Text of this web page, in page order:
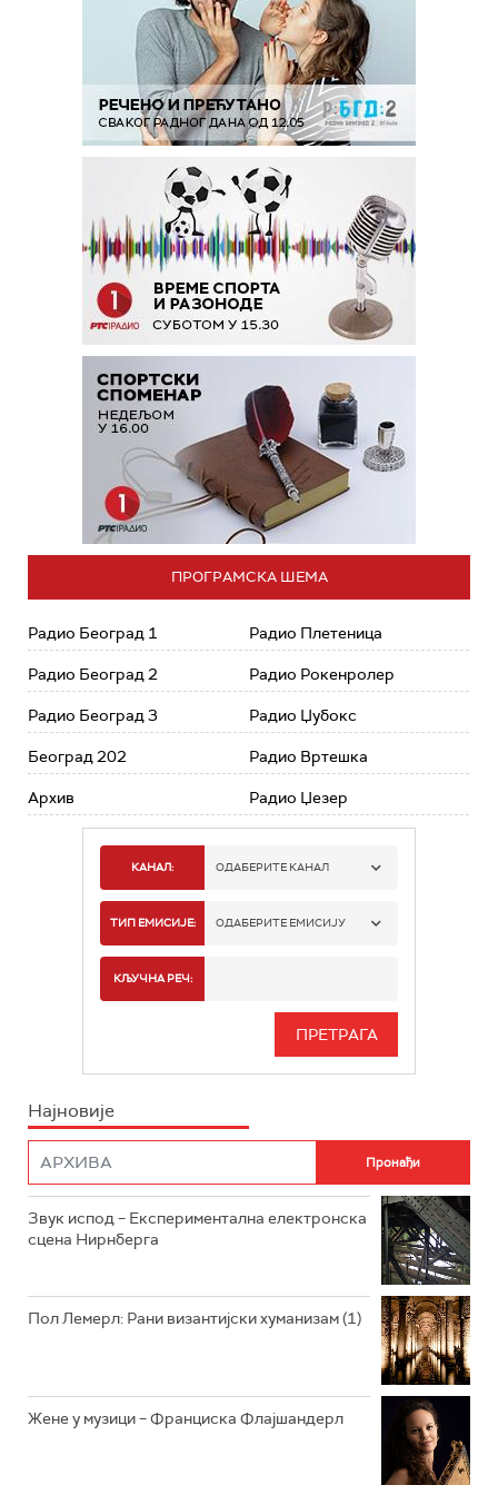
ПРОГРАМСКА ШЕМА
Радио Београд 1
Радио Београд 2
Радио Београд 3
Београд 202
Архив
Радио Плетеница
Радио Рокенролер
Радио Џубокс
Радио Вртешка
Радио Џезер
КАНАЛ: ОДАБЕРИТЕ КАНАЛ
РАДИО БЕОГРАД 1
РАДИО БЕОГРАД 3
РАДИО РОКЕНРОЛЕР
ТИП ЕМИСИЈЕ: ОДАБЕРИТЕ ЕМИСИЈУ
ИНФО
КЉУЧНА РЕЧ:
Најновије
Звук испод – Експериментална електронска
сцена Нирнберга
Пол Лемерл: Рани византијски хуманизам (1)
Жене у музици – Франциска Флајшандерл